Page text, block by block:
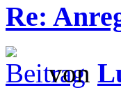
Re:
von